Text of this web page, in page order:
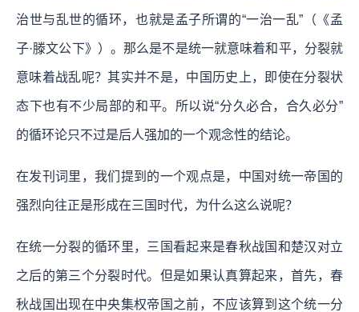
治世与乱世的循环，也就是孟子所谓的“一治一乱”（《孟
子·滕文公下》）。那么是不是统一就意味着和平，分裂就
意味着战乱呢？其实并不是，中国历史上，即使在分裂状
态下也有不少局部的和平。所以说“分久必合，合久必分”
的循环论只不过是后人强加的一个观念性的结论。
在发刊词里，我们提到的一个观点是，中国对统一帝国的
强烈向往正是形成在三国时代，为什么这么说呢？
在统一分裂的循环里，三国看起来是春秋战国和楚汉对立
之后的第三个分裂时代。但是如果认真算起来，首先，春
秋战国出现在中央集权帝国之前，不应该算到这个统一分